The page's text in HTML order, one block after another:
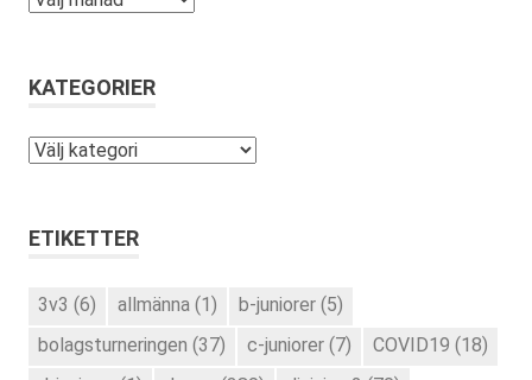
KATEGORIER
Kategorier
ETIKETTER
3v3 (6) allmänna (1) b-juniorer (5)
bolagsturneringen (37) c-juniorer (7) COVID19 (18)